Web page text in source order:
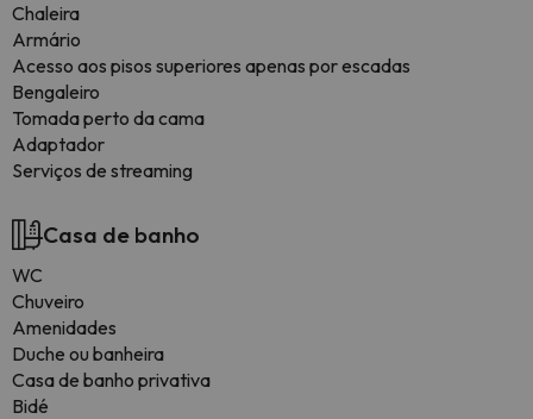
Chaleira
Armário
Acesso aos pisos superiores apenas por escadas
Bengaleiro
Tomada perto da cama
Adaptador
Serviços de streaming
Casa de banho
WC
Chuveiro
Amenidades
Duche ou banheira
Casa de banho privativa
Bidé